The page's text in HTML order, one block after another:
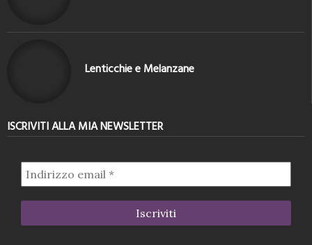
Lenticchie e Melanzane
ISCRIVITI ALLA MIA NEWSLETTER